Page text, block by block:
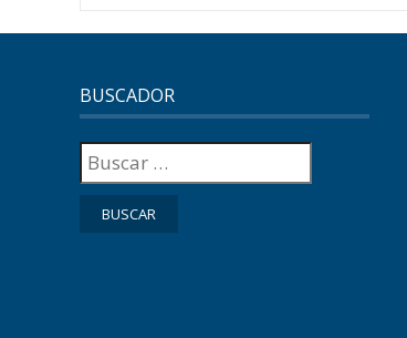
BUSCADOR
Buscar: